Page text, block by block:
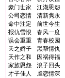
豪门世家
江湖恩怨
公司恋情
清新隽永
命中注定
前世今生
报仇雪恨
春风一度
误会重重
青春校园
天之娇子
黑帮情仇
天作之和
因祸得福
家族恩怨
浪子回头
才子佳人
虐恋情深